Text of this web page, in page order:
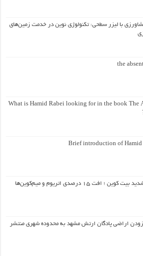
با لیزر سطحی: تکنولوژی نوین در خدمت زمین‌های
the
What is Hamid Rabei looking for in the book The
Brief introduction of Hamid
کوین ؛ افت ۱۵ درصدی اتریوم و میم‌کوین‌ها
اراضی پادگان ارتش مشهد به محدوده شهری منتشر